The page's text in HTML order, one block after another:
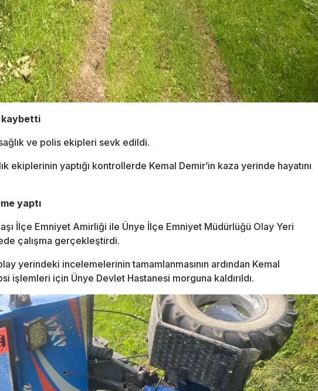
kaybetti
ve polis ekipleri sevk edildi.
ekiplerinin yaptığı kontrollerde Kemal Demir’in kaza yerinde hayatını
yaptı
İlçe Emniyet Amirliği ile Ünye İlçe Emniyet Müdürlüğü Olay Yeri
çalışma gerçekleştirdi.
yerindeki incelemelerinin tamamlanmasının ardından Kemal
işlemleri için Ünye Devlet Hastanesi morguna kaldırıldı.